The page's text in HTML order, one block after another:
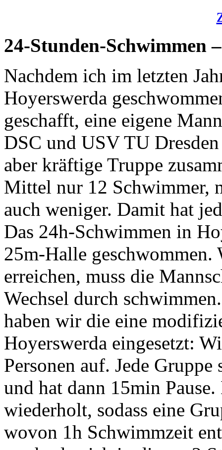
24-Stunden-Schwimmen
Nachdem ich im letzten
Hoyerswerda
geschafft, eine eigene
DSC und USV TU
aber kräftige Truppe
Mittel nur 12 Schwimmer,
auch weniger. Damit hat
Das 24h-Schwimmen in
25m-Halle
erreichen, muss die
Wechsel durch
haben wir die eine
Hoyerswerda eingesetzt:
Personen auf. Jede
und hat dann 15min
wiederholt, sodass eine
wovon 1h Schwimmzeit